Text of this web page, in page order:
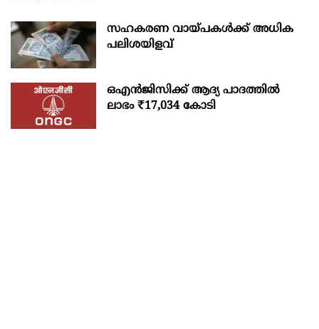
സഹകരണ വായ്പകള്‍ക്ക് അധിക
പലിശയിളവ്
ഒഎന്‍ജിസിക്ക് ആദ്യ പാദത്തില്‍
ലാഭം ₹17,034 കോടി